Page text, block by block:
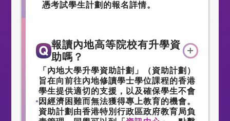
憑考試學生計劃的報名詳情。
報讀內地高等院校有升學資
助嗎？
「內地大學升學資助計劃」（資助計劃）
旨在向前往內地修讀學士學位課程的香港
學生提供適切的支援，以及確保學生不會
因經濟困難而無法獲得專上教育的機會。
資助計劃由香港特別行政區政府教育局負